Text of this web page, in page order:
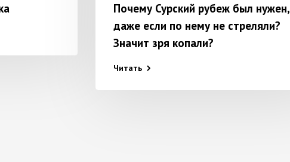
Почему Сурский рубеж был нужен,
даже если по нему не стреляли?
Значит зря копали?
Читать